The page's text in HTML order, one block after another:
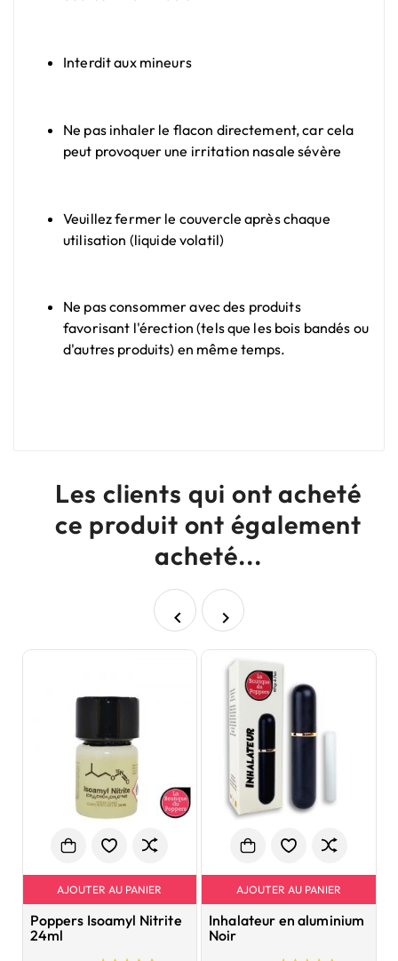
Interdit aux mineurs
Ne pas inhaler le flacon directement, car cela
peut provoquer une irritation nasale sévère
Veuillez fermer le couvercle après chaque
utilisation (liquide volatil)
Ne pas consommer avec des produits
favorisant l'érection (tels que les bois bandés ou
d'autres produits) en même temps.
Les clients qui ont acheté
ce produit ont également
acheté...
 
AJOUTER AU PANIER
Poppers Isoamyl Nitrite
24ml
AJOUTER AU PANIER
Inhalateur en aluminium
Noir